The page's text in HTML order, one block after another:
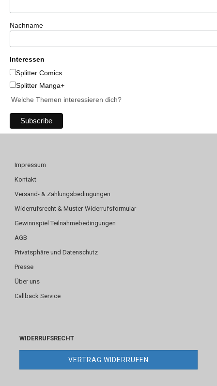
Nachname
Interessen
Splitter Comics
Splitter Manga+
Welche Themen interessieren dich?
Impressum
Kontakt
Versand- & Zahlungsbedingungen
Widerrufsrecht & Muster-Widerrufsformular
Gewinnspiel Teilnahmebedingungen
AGB
Privatsphäre und Datenschutz
Presse
Über uns
Callback Service
WIDERRUFSRECHT
VERTRAG WIDERRUFEN